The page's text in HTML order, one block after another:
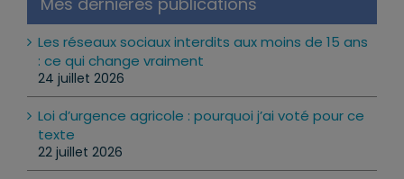
Les réseaux sociaux interdits aux moins de 15 ans
: ce qui change vraiment
24 juillet 2026
Loi d’urgence agricole : pourquoi j’ai voté pour ce
texte
22 juillet 2026